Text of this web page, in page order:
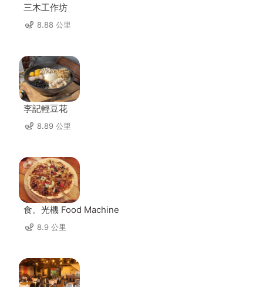
三木工作坊
8.88 公里
李記輕豆花
8.89 公里
食。光機 Food Machine
8.9 公里